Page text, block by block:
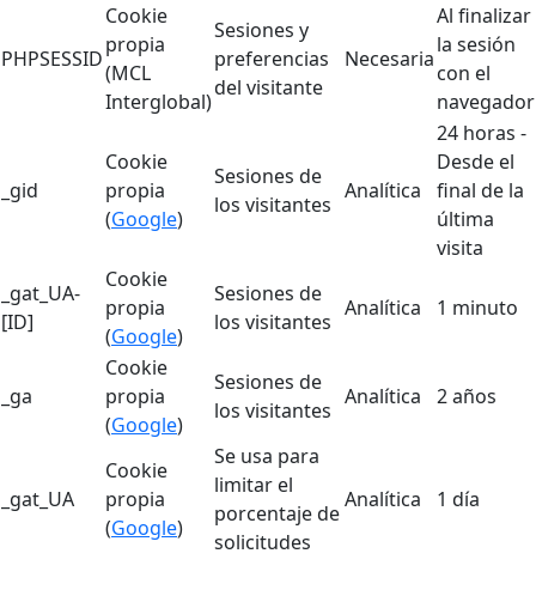
PHPSESSID
Cookie
propia
(MCL
Interglobal)
Sesiones y
preferencias
del visitante
Necesaria
Al finalizar
la sesión
con el
navegador
_gid
Cookie
propia
(Google)
Sesiones de
los visitantes
Analítica
24 horas -
Desde el
final de la
última
visita
_gat_UA-
[ID]
Cookie
propia
(Google)
Sesiones de
los visitantes
Analítica 1 minuto
_ga
Cookie
propia
(Google)
Sesiones de
los visitantes
Analítica 2 años
_gat_UA
Cookie
propia
(Google)
Se usa para
limitar el
porcentaje de
solicitudes
Analítica 1 día